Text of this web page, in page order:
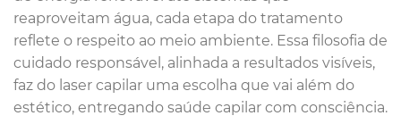
reaproveitam água, cada etapa do tratamento
reflete o respeito ao meio ambiente. Essa filosofia de
cuidado responsável, alinhada a resultados visíveis,
faz do laser capilar uma escolha que vai além do
estético, entregando saúde capilar com consciência.